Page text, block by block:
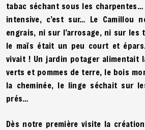
tabac séchant sous les
intensive, c’est sur… Le
engrais, ni sur l’arrosage, ni sur les
le maïs était un peu court et
vivait ! Un jardin potager alimentait
verts et pommes de terre, le bois
la cheminée, le linge séchait sur
prés…
Dès notre première visite la